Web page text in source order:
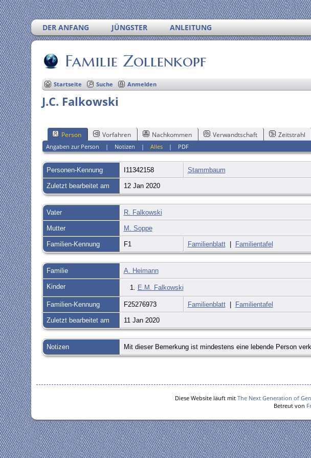
DER ANFANG JÜNGSTER ANLEITUNG
Familie Zollenkopf
Startseite Suche Anmelden
J.C. Falkowski
Person Vorfahren Nachkommen Verwandtschaft Zeitstrahl
Angaben zur Person | Notizen |Alles | PDF
Personen-Kennung I11342158 Stammbaum
Zuletzt bearbeitet am 12 Jan 2020
Vater R. Falkowski
Mutter M. Soppe
Familien-Kennung F1 Familienblatt| Familientafel
Familie A. Heimann
Kinder 1. E.M. Falkowski
Familien-Kennung F25276973 Familienblatt| Familientafel
Zuletzt bearbeitet am 11 Jan 2020
Notizen Mit dieser Bemerkung ist mindestens eine lebende Person
Diese Website läuft mit The Next Generation of
Betreut von